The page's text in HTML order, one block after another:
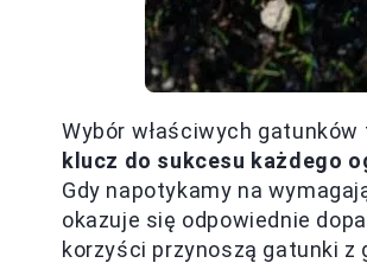
Wybór właściwych
klucz do sukcesu każdego
Gdy napotykamy na
okazuje się odpowiednie
korzyści przynoszą gatunki